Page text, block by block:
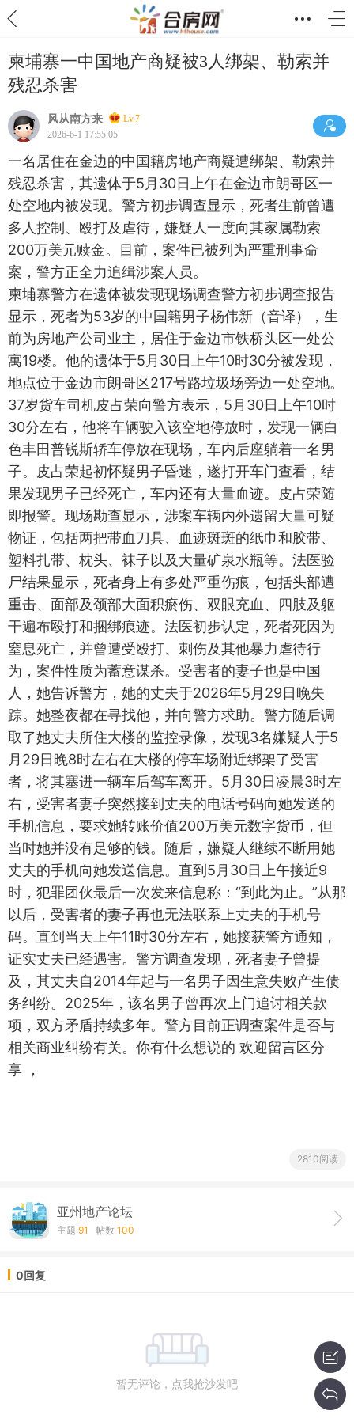
柬埔寨一中国地产商疑被3人绑架、勒索并
残忍杀害
风从南方来
Lv.7
2026-6-1 17:55:05
一名居住在金边的中国籍房地产商疑遭绑架、勒索并
残忍杀害，其遗体于5月30日上午在金边市朗哥区一
处空地内被发现。警方初步调查显示，死者生前曾遭
多人控制、殴打及虐待，嫌疑人一度向其家属勒索
200万美元赎金。目前，案件已被列为严重刑事命
案，警方正全力追缉涉案人员。
柬埔寨警方在遗体被发现现场调查警方初步调查报告
显示，死者为53岁的中国籍男子杨伟新（音译），生
前为房地产公司业主，居住于金边市铁桥头区一处公
寓19楼。他的遗体于5月30日上午10时30分被发现，
地点位于金边市朗哥区217号路垃圾场旁边一处空地。
37岁货车司机皮占荣向警方表示，5月30日上午10时
30分左右，他将车辆驶入该空地停放时，发现一辆白
色丰田普锐斯轿车停放在现场，车内后座躺着一名男
子。皮占荣起初怀疑男子昏迷，遂打开车门查看，结
果发现男子已经死亡，车内还有大量血迹。皮占荣随
即报警。现场勘查显示，涉案车辆内外遗留大量可疑
物证，包括两把带血刀具、血迹斑斑的纸巾和胶带、
塑料扎带、枕头、袜子以及大量矿泉水瓶等。法医验
尸结果显示，死者身上有多处严重伤痕，包括头部遭
重击、面部及颈部大面积瘀伤、双眼充血、四肢及躯
干遍布殴打和捆绑痕迹。法医初步认定，死者死因为
窒息死亡，并曾遭受殴打、刺伤及其他暴力虐待行
为，案件性质为蓄意谋杀。受害者的妻子也是中国
人，她告诉警方，她的丈夫于2026年5月29日晚失
踪。她整夜都在寻找他，并向警方求助。警方随后调
取了她丈夫所住大楼的监控录像，发现3名嫌疑人于5
月29日晚8时左右在大楼的停车场附近绑架了受害
者，将其塞进一辆车后驾车离开。5月30日凌晨3时左
右，受害者妻子突然接到丈夫的电话号码向她发送的
手机信息，要求她转账价值200万美元数字货币，但
当时她并没有足够的钱。随后，嫌疑人继续不断用她
丈夫的手机向她发送信息。直到5月30日上午接近9
时，犯罪团伙最后一次发来信息称：“到此为止。”从那
以后，受害者的妻子再也无法联系上丈夫的手机号
码。直到当天上午11时30分左右，她接获警方通知，
证实丈夫已经遇害。警方调查发现，死者妻子曾提
及，其丈夫自2014年起与一名男子因生意失败产生债
务纠纷。2025年，该名男子曾再次上门追讨相关款
项，双方矛盾持续多年。警方目前正调查案件是否与
相关商业纠纷有关。你有什么想说的 欢迎留言区分
享 ，
2810阅读
亚州地产论坛
主题 91 帖数 100
0回复
暂无评论，点我抢沙发吧